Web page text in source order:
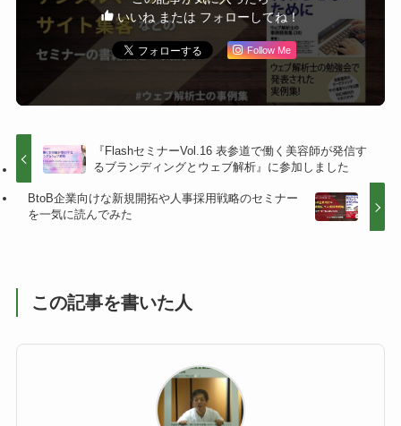
いいね または フォローしてね！
Follow Me
『FlashセミナーVol.16 表参道で働く美容師が発信す
るブランディングとウェブ解析』に参加しました
BtoB企業向けな新規開拓や人事採用戦略のセミナー
を一気に読んでみた
この記事を書いた人